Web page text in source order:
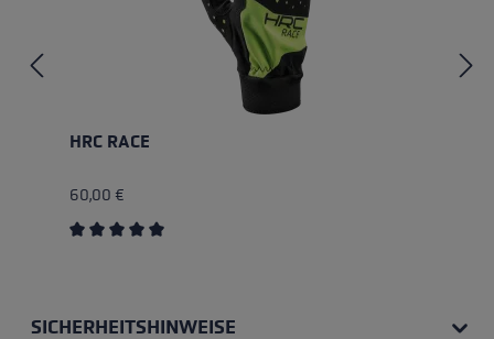
HRC RACE
60,00 €
SICHERHEITSHINWEISE